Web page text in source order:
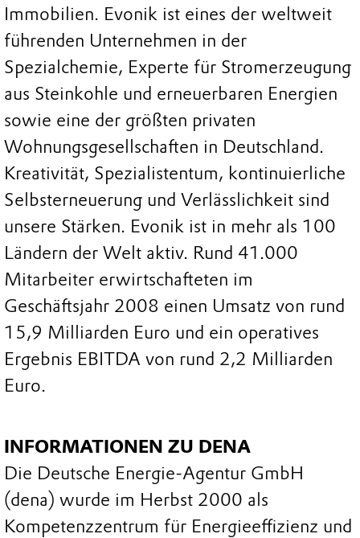
Immobilien. Evonik ist eines der weltweit
führenden Unternehmen in der
Spezialchemie, Experte für Stromerzeugung
aus Steinkohle und erneuerbaren Energien
sowie eine der größten privaten
Wohnungsgesellschaften in Deutschland.
Kreativität, Spezialistentum, kontinuierliche
Selbsterneuerung und Verlässlichkeit sind
unsere Stärken. Evonik ist in mehr als 100
Ländern der Welt aktiv. Rund 41.000
Mitarbeiter erwirtschafteten im
Geschäftsjahr 2008 einen Umsatz von rund
15,9 Milliarden Euro und ein operatives
Ergebnis EBITDA von rund 2,2 Milliarden
Euro.
INFORMATIONEN ZU DENA
Die Deutsche Energie-Agentur GmbH
(dena) wurde im Herbst 2000 als
Kompetenzzentrum für Energieeffizienz und